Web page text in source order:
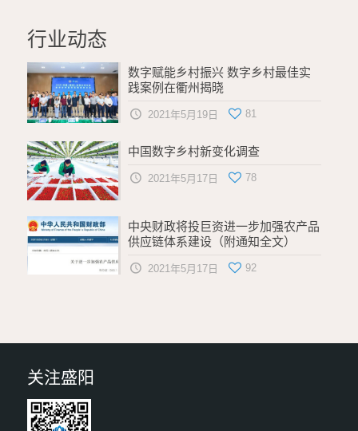
行业动态
数字赋能乡村振兴 数字乡村最佳实
践案例在衢州揭晓
2021年5月19日 81
中国数字乡村新变化调查
2021年5月17日 78
中央财政将投巨资进一步加强农产品
供应链体系建设（附通知全文）
2021年5月17日 92
关注盛阳